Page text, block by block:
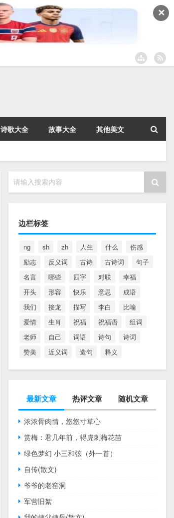
✕
诗歌大全 故事大全 其他美文
请输入搜索内容
边栏标签
ng sh zh 人生 什么
伤感
励志
反义词 古诗 古诗词
句子
名言
哪些 四字 对联
幸福
开头
形容 快乐 意思
成语
我们
接龙 描写 李白
比喻
爱情
生肖 祝福 祝福语
组词
老师
自己 词语 诗句
诗词
赞美
近义词 造句 释义
最新文章 热评文章 随机文章
浓浓骨肉情，悠悠寸草心
赏梅：君几年前，得虎刺梅花苗
绿色梦幻 小三和弦（外一首）
自传(散文)
爷爷的老窑洞
军营旧絮